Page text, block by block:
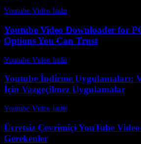
Youtube Video İndir-
Youtube Video Downloader for
Options You Can Trust
Youtube Video İndir-
Youtube İndirme Uygulamaları:
İçin Vazgeçilmez Uygulamalar
Youtube Video İndir-
Ücretsiz Çevrimiçi YouTube
Gerekenler